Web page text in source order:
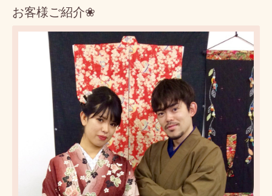
お客様ご紹介❀